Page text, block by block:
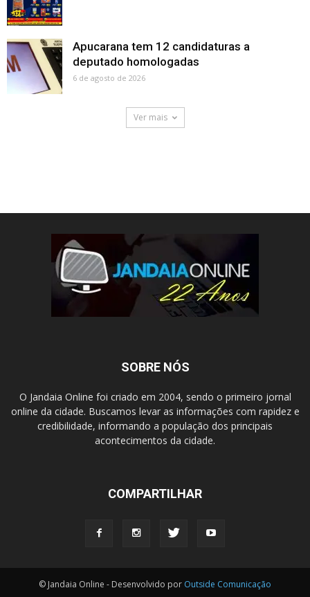
Apucarana tem 12 candidaturas a
deputado homologadas
6 de agosto de 2026
Ver mais
SOBRE NÓS
O Jandaia Online foi criado em 2004, sendo o primeiro jornal
online da cidade. Buscamos levar as informações com rapidez e
credibilidade, informando a população dos principais
acontecimentos da cidade.
COMPARTILHAR
© Jandaia Online - Desenvolvido por Outside Comunicação